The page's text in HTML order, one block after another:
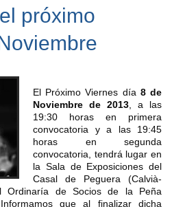
próximo
El Próximo Viernes día 8 de
Noviembre de 2013 , a las
19:30 horas en primera
convocatoria y a las 19:45
horas en segunda
convocatoria, tendrá lugar en
la Sala de Exposiciones del
Casal de Peguera (Calvià-
Ordinaría de Socios de la Peña
que al finalizar dicha